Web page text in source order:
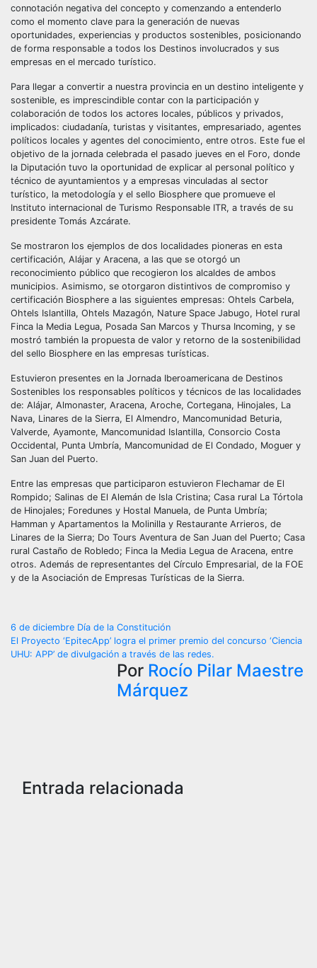
connotación negativa del concepto y comenzando a entenderlo
como el momento clave para la generación de nuevas
oportunidades, experiencias y productos sostenibles, posicionando
de forma responsable a todos los Destinos involucrados y sus
empresas en el mercado turístico.
Para llegar a convertir a nuestra provincia en un destino inteligente y
sostenible, es imprescindible contar con la participación y
colaboración de todos los actores locales, públicos y privados,
implicados: ciudadanía, turistas y visitantes, empresariado, agentes
políticos locales y agentes del conocimiento, entre otros. Este fue el
objetivo de la jornada celebrada el pasado jueves en el Foro, donde
la Diputación tuvo la oportunidad de explicar al personal político y
técnico de ayuntamientos y a empresas vinculadas al sector
turístico, la metodología y el sello Biosphere que promueve el
Instituto internacional de Turismo Responsable ITR, a través de su
presidente Tomás Azcárate.
Se mostraron los ejemplos de dos localidades pioneras en esta
certificación, Alájar y Aracena, a las que se otorgó un
reconocimiento público que recogieron los alcaldes de ambos
municipios. Asimismo, se otorgaron distintivos de compromiso y
certificación Biosphere a las siguientes empresas: Ohtels Carbela,
Ohtels Islantilla, Ohtels Mazagón, Nature Space Jabugo, Hotel rural
Finca la Media Legua, Posada San Marcos y Thursa Incoming, y se
mostró también la propuesta de valor y retorno de la sostenibilidad
del sello Biosphere en las empresas turísticas.
Estuvieron presentes en la Jornada Iberoamericana de Destinos
Sostenibles los responsables políticos y técnicos de las localidades
de: Alájar, Almonaster, Aracena, Aroche, Cortegana, Hinojales, La
Nava, Linares de la Sierra, El Almendro, Mancomunidad Beturia,
Valverde, Ayamonte, Mancomunidad Islantilla, Consorcio Costa
Occidental, Punta Umbría, Mancomunidad de El Condado, Moguer y
San Juan del Puerto.
Entre las empresas que participaron estuvieron Flechamar de El
Rompido; Salinas de El Alemán de Isla Cristina; Casa rural La Tórtola
de Hinojales; Foredunes y Hostal Manuela, de Punta Umbría;
Hamman y Apartamentos la Molinilla y Restaurante Arrieros, de
Linares de la Sierra; Do Tours Aventura de San Juan del Puerto; Casa
rural Castaño de Robledo; Finca la Media Legua de Aracena, entre
otros. Además de representantes del Círculo Empresarial, de la FOE
y de la Asociación de Empresas Turísticas de la Sierra.
Navegación
de
6 de diciembre Día de la Constitución
El Proyecto ‘EpitecApp’ logra el primer premio del concurso ‘Ciencia
UHU: APP’ de divulgación a través de las redes.
Por Rocío Pilar Maestre
Márquez
Entrada relacionada